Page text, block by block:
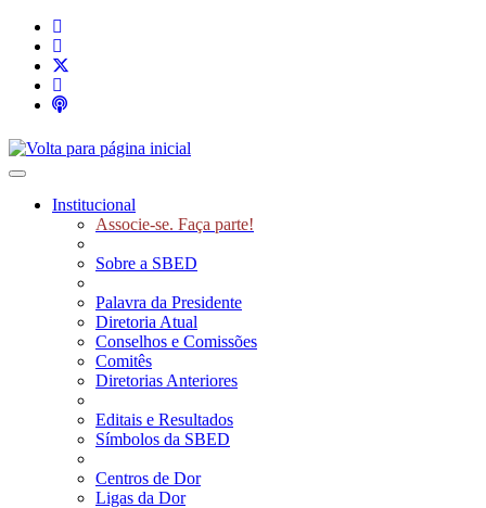
Toggle navigation
Institucional
Associe-se. Faça parte!
Sobre a SBED
Palavra da Presidente
Diretoria Atual
Conselhos e Comissões
Comitês
Diretorias Anteriores
Editais e Resultados
Símbolos da SBED
Centros de Dor
Ligas da Dor